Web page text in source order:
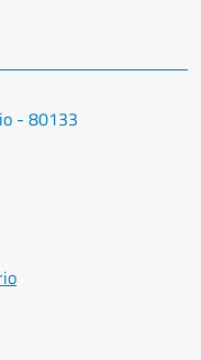
- 80133